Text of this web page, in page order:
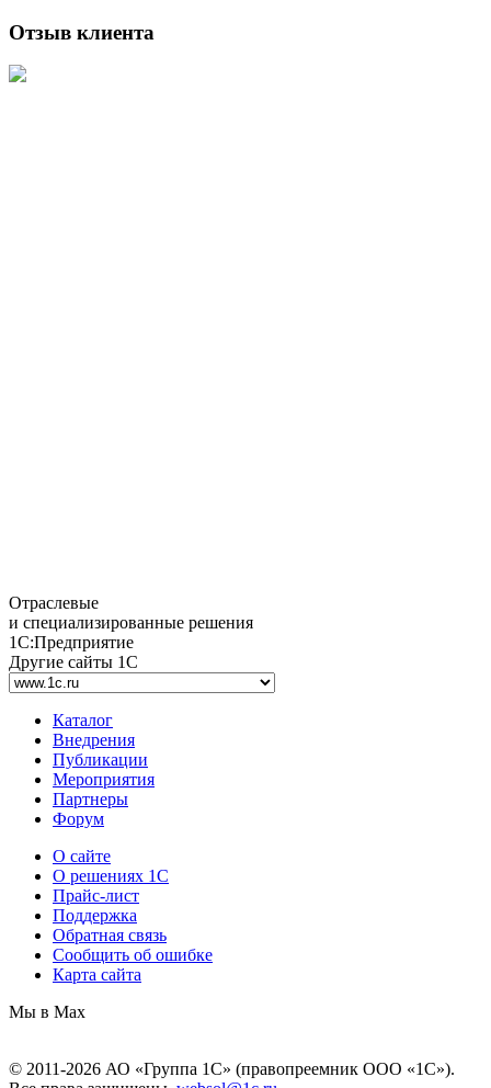
Отзыв клиента
Отраслевые
и специализированные решения
1С:Предприятие
Другие сайты 1С
Каталог
Внедрения
Публикации
Мероприятия
Партнеры
Форум
О сайте
О решениях 1С
Прайс-лист
Поддержка
Обратная связь
Сообщить об ошибке
Карта сайта
Мы в Max
© 2011-2026 АО «Группа 1С» (правопреемник ООО «1С»).